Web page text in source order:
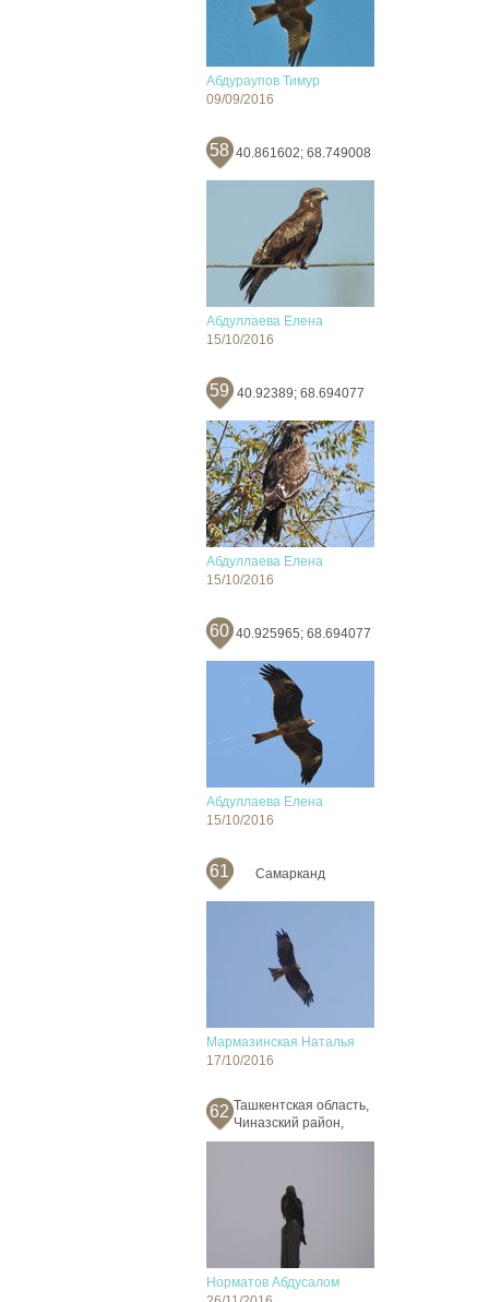
Абдураупов Тимур
09/09/2016
58 40.861602; 68.749008
Абдуллаева Елена
15/10/2016
59 40.92389; 68.694077
Абдуллаева Елена
15/10/2016
60 40.925965; 68.694077
Абдуллаева Елена
15/10/2016
61 Самарканд
Мармазинская Наталья
17/10/2016
62 Ташкентская область,
Чиназский район,
Норматов Абдусалом